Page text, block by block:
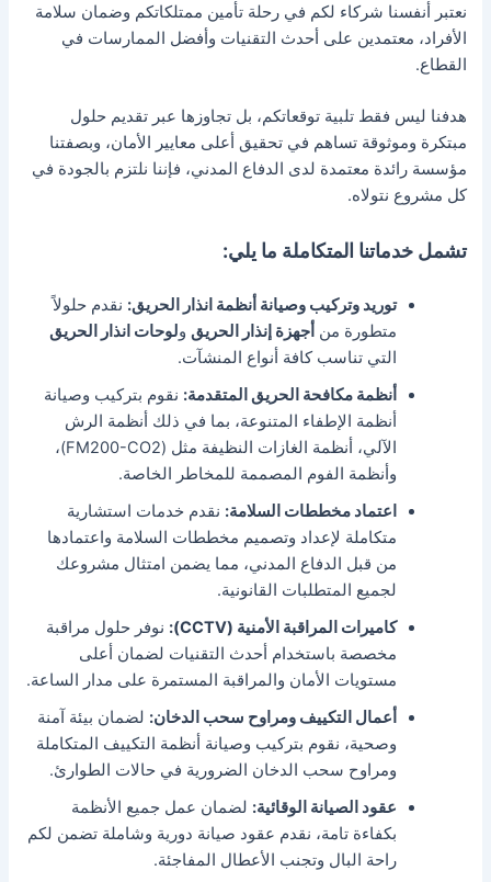
نعتبر أنفسنا شركاء لكم في رحلة تأمين ممتلكاتكم وضمان سلامة
الأفراد، معتمدين على أحدث التقنيات وأفضل الممارسات في
القطاع.
هدفنا ليس فقط تلبية توقعاتكم، بل تجاوزها عبر تقديم حلول
مبتكرة وموثوقة تساهم في تحقيق أعلى معايير الأمان، وبصفتنا
مؤسسة رائدة معتمدة لدى الدفاع المدني، فإننا نلتزم بالجودة في
كل مشروع نتولاه.
تشمل خدماتنا المتكاملة ما يلي:
توريد وتركيب وصيانة أنظمة انذار الحريق: نقدم حلولاً
متطورة من أجهزة إنذار الحريق ولوحات انذار الحريق
التي تناسب كافة أنواع المنشآت.
أنظمة مكافحة الحريق المتقدمة: نقوم بتركيب وصيانة
أنظمة الإطفاء المتنوعة، بما في ذلك أنظمة الرش
الآلي، أنظمة الغازات النظيفة مثل (FM200-CO2)،
وأنظمة الفوم المصممة للمخاطر الخاصة.
اعتماد مخططات السلامة: نقدم خدمات استشارية
متكاملة لإعداد وتصميم مخططات السلامة واعتمادها
من قبل الدفاع المدني، مما يضمن امتثال مشروعك
لجميع المتطلبات القانونية.
كاميرات المراقبة الأمنية (CCTV):
نوفر حلول مراقبة
مخصصة باستخدام أحدث التقنيات لضمان أعلى
مستويات الأمان والمراقبة المستمرة على مدار الساعة.
أعمال التكييف ومراوح سحب الدخان: لضمان بيئة آمنة
وصحية، نقوم بتركيب وصيانة أنظمة التكييف المتكاملة
ومراوح سحب الدخان الضرورية في حالات الطوارئ.
عقود الصيانة الوقائية: لضمان عمل جميع الأنظمة
بكفاءة تامة، نقدم عقود صيانة دورية وشاملة تضمن لكم
راحة البال وتجنب الأعطال المفاجئة.